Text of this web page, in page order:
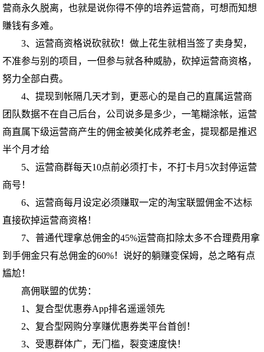
营商永久脱离，也就是说你得不停的培养运营商，可想而知想
賺钱有多难。
3、运营商资格说砍就砍！做上花生就相当签了卖身契，
不准参与别的项目，一但参与就各种威胁，砍掉运营商资格，
努力全部白费。
4、提现到帐隔几天才到，更恶心的是自己的直属运营商
团队数据不在自己后台，公司说多是多少，一笔糊涂帐，运营
商直属下级运营商产生的佣金被美化成养老金，提现都是推迟
半个月才给
5、运营商群每天10点前必须打卡，不打卡月5次封停运营
商号！
6、运营商每月设定必须赚取一定的淘宝联盟佣金不达标
直接砍掉运营商资格！
7、普通代理拿总佣金的45%运营商扣除太多不合理费用拿
到手佣金只有总佣金的60%！说好的躺赚变保姆，总之略有点
尴尬！
高佣联盟的优势：
1、复合型优惠券App排名遥遥领先
2、复合型网购分享赚优惠券类平台首创！
3、受惠群体广，无门槛，裂变速度快！